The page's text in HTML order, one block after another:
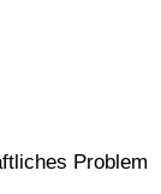
Problem